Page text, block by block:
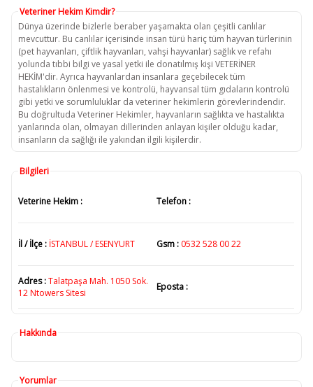
Veteriner Hekim Kimdir?
Dünya üzerinde bizlerle beraber yaşamakta olan çeşitli canlılar
mevcuttur. Bu canlılar içerisinde insan türü hariç tüm hayvan türlerinin
(pet hayvanları, çiftlik hayvanları, vahşi hayvanlar) sağlık ve refahı
yolunda tıbbi bilgi ve yasal yetki ile donatılmış kişi VETERİNER
HEKİM'dir. Ayrıca hayvanlardan insanlara geçebilecek tüm
hastalıkların önlenmesi ve kontrolü, hayvansal tüm gıdaların kontrolü
gibi yetki ve sorumluluklar da veteriner hekimlerin görevlerindendir.
Bu doğrultuda Veteriner Hekimler, hayvanların sağlıkta ve hastalıkta
yanlarında olan, olmayan dillerinden anlayan kişiler olduğu kadar,
insanların da sağlığı ile yakından ilgili kişilerdir.
Bilgileri
Veterine Hekim : Telefon :
İl / İlçe : İSTANBUL / ESENYURT Gsm : 0532 528 00 22
Adres :Talatpaşa Mah. 1050 Sok.
12 Ntowers Sitesi
Eposta :
Hakkında
Yorumlar